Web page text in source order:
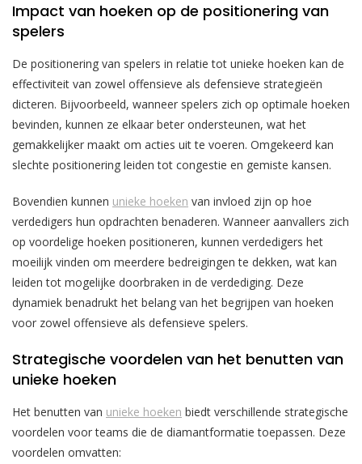
Impact van hoeken op de positionering van
spelers
De positionering van spelers in relatie tot unieke hoeken kan de
effectiviteit van zowel offensieve als defensieve strategieën
dicteren. Bijvoorbeeld, wanneer spelers zich op optimale hoeken
bevinden, kunnen ze elkaar beter ondersteunen, wat het
gemakkelijker maakt om acties uit te voeren. Omgekeerd kan
slechte positionering leiden tot congestie en gemiste kansen.
Bovendien kunnen unieke hoeken van invloed zijn op hoe
verdedigers hun opdrachten benaderen. Wanneer aanvallers zich
op voordelige hoeken positioneren, kunnen verdedigers het
moeilijk vinden om meerdere bedreigingen te dekken, wat kan
leiden tot mogelijke doorbraken in de verdediging. Deze
dynamiek benadrukt het belang van het begrijpen van hoeken
voor zowel offensieve als defensieve spelers.
Strategische voordelen van het benutten van
unieke hoeken
Het benutten van unieke hoeken biedt verschillende strategische
voordelen voor teams die de diamantformatie toepassen. Deze
voordelen omvatten: